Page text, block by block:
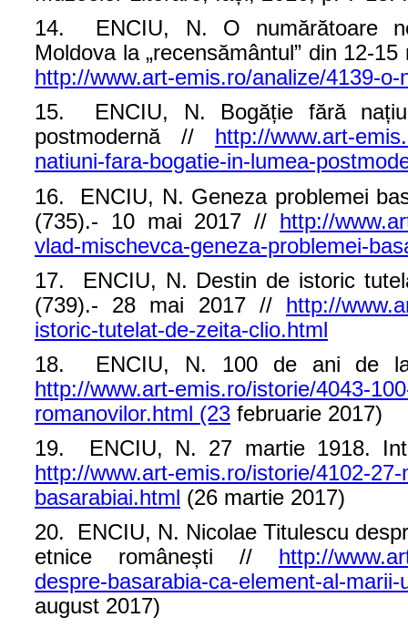
14. ENCIU, N. O numărătoare
Moldova la „recensământul” din 12-
http://www.art-emis.ro/analize/4139-
15. ENCIU, N. Bogăție fără
postmodernă //
http://www.art-
natiuni-fara-bogatie-in-lumea-
16. ENCIU, N. Geneza problemei
(735).- 10 mai 2017 // http://
vlad-mischevca-geneza-problemei-
17. ENCIU, N. Destin de istoric
(739).- 28 mai 2017 // http://
istoric-tutelat-de-zeita-clio.html
18. ENCIU, N. 100 de ani de la
http://www.art-emis.ro/istorie/4043-
romanovilor.html (23 februarie 2017)
19. ENCIU, N. 27 martie 1918.
http://www.art-emis.ro/istorie/4102-
basarabiai.html (26 martie 2017)
20. ENCIU, N. Nicolae Titulescu
etnice românești //
http://
despre-basarabia-ca-element-al-
august 2017)